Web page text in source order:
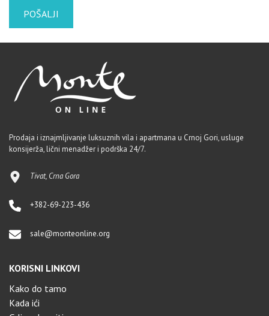
Prodaja i iznajmljivanje luksuznih vila i apartmana u Crnoj Gori, usluge
konsijerža, lični menadžer i podrška 24/7.
Tivat, Crna Gora
+382-69-223-436
sale@monteonline.org
KORISNI LINKOVI
Kako do tamo
Kada ići